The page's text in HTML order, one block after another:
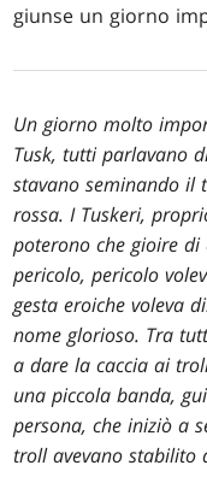
giunse un giorno
Un giorno molto
Tusk, tutti parlavano
stavano seminando il
rossa. I Tuskeri,
poterono che gioire
pericolo, pericolo
gesta eroiche voleva
nome glorioso. Tra
a dare la caccia ai
una piccola banda,
persona, che iniziò a
troll avevano stabilito